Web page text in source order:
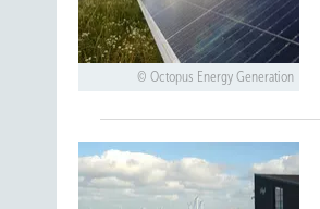
Octopus Energy Generation